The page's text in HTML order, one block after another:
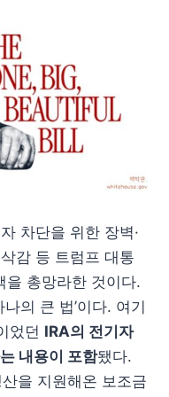
차단을 위한 장벽·
감 등 트럼프 대통
을 총망라한 것이다.
의 큰 법’이다. 여기
었던 IRA의 전기자
내용이 포함됐다.
을 지원해온 보조금